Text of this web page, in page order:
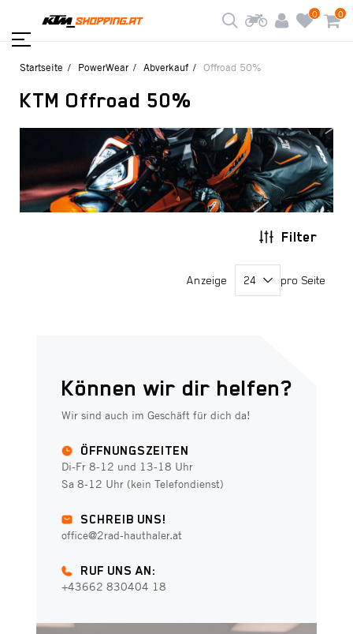
0 0
Startseite PowerWear Abverkauf Offroad 50%
KTM Offroad 50%
Filter
Anzeige pro Seite
Können wir dir helfen?
Wir sind auch im Geschäft für dich da!
ÖFFNUNGSZEITEN
Di-Fr 8-12 und 13-18 Uhr
Sa 8-12 Uhr (kein Telefondienst)
SCHREIB UNS!
office@2rad-hauthaler.at
RUF UNS AN:
+43662 830404 18